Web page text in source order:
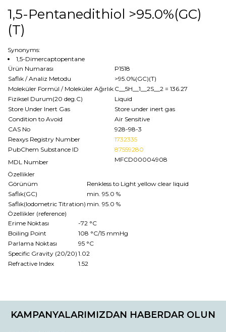
1,5-Pentanedithiol >95.0%(GC)
(T)
Synonyms:
1,5-Dimercaptopentane
Ürün Numarası
P1518
Saflık / Analiz Metodu
>95.0%(GC)(T)
Moleküler Formül / Moleküler Ağırlık C__5H__1__2S__2 = 136.27
Fiziksel Durum(20 deg.C)
Liquid
Store Under Inert Gas
Store under inert gas
Condition to Avoid
Air Sensitive
CAS No
928-98-3
Reaxys Registry Number
1732335
PubChem Substance ID
87559280
MDL Number
MFCD00004908
Özellikler
Görünüm
Renkless to Light yellow clear liquid
Saflık(GC)
min. 95.0 %
Saflık(Iodometric Titration) min. 95.0 %
Özellikler (reference)
Erime Noktası
-72 °C
Boiling Point
108 °C/15 mmHg
Parlama Noktası
95 °C
Specific Gravity (20/20) 1.02
Refractive Index
1.52
konularda yetersiz gördüğünüz noktaları öneri formunu
Görüş ve önerileriniz için teşekkür ederiz.
KAMPANYALARIMIZDAN HABERDAR OLUN